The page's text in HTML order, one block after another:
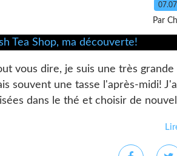
Par
vous dire, je suis une très
souvent une tasse l'après-midi!
dans le thé et choisir de